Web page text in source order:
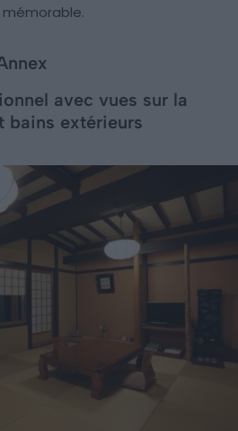
avec vues sur la
bains extérieurs